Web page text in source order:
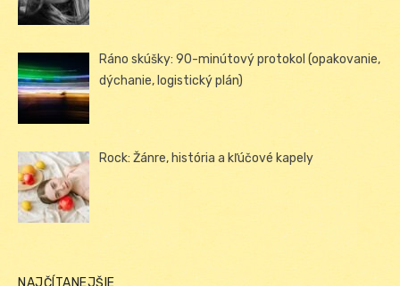
Ráno skúšky: 90-minútový protokol (opakovanie,
dýchanie, logistický plán)
Rock: Žánre, história a kľúčové kapely